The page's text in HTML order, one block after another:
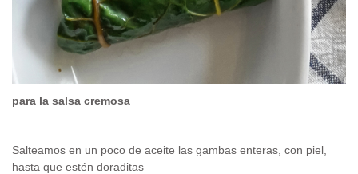
para la salsa cremosa
Salteamos en un poco de aceite las gambas enteras, con piel,
hasta que estén doraditas